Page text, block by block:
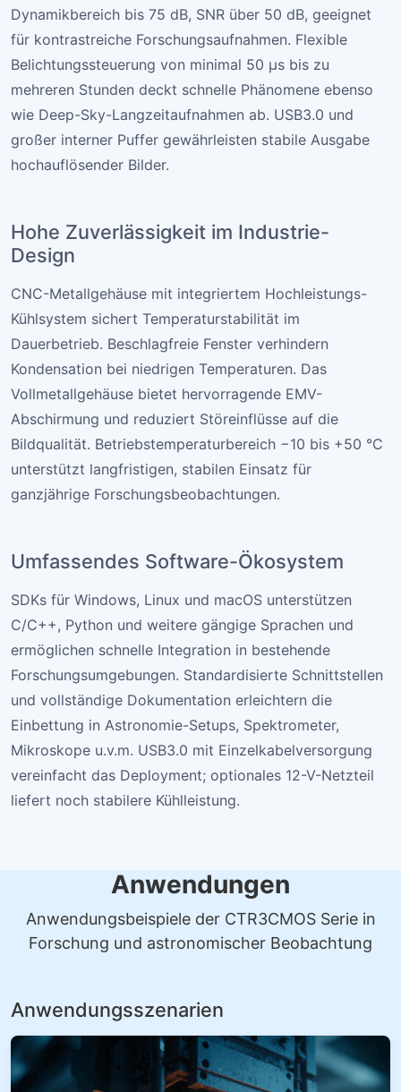
Dynamikbereich bis 75 dB, SNR über 50 dB, geeignet
für kontrastreiche Forschungsaufnahmen. Flexible
Belichtungssteuerung von minimal 50 µs bis zu
mehreren Stunden deckt schnelle Phänomene ebenso
wie Deep-Sky-Langzeitaufnahmen ab. USB3.0 und
großer interner Puffer gewährleisten stabile Ausgabe
hochauflösender Bilder.
Hohe Zuverlässigkeit im Industrie-
Design
CNC-Metallgehäuse mit integriertem Hochleistungs-
Kühlsystem sichert Temperaturstabilität im
Dauerbetrieb. Beschlagfreie Fenster verhindern
Kondensation bei niedrigen Temperaturen. Das
Vollmetallgehäuse bietet hervorragende EMV-
Abschirmung und reduziert Störeinflüsse auf die
Bildqualität. Betriebstemperaturbereich −10 bis +50 °C
unterstützt langfristigen, stabilen Einsatz für
ganzjährige Forschungsbeobachtungen.
Umfassendes Software-Ökosystem
SDKs für Windows, Linux und macOS unterstützen
C/C++, Python und weitere gängige Sprachen und
ermöglichen schnelle Integration in bestehende
Forschungsumgebungen. Standardisierte Schnittstellen
und vollständige Dokumentation erleichtern die
Einbettung in Astronomie-Setups, Spektrometer,
Mikroskope u.v.m. USB3.0 mit Einzelkabelversorgung
vereinfacht das Deployment; optionales 12-V-Netzteil
liefert noch stabilere Kühlleistung.
Anwendungen
Anwendungsbeispiele der CTR3CMOS Serie in
Forschung und astronomischer Beobachtung
Anwendungsszenarien